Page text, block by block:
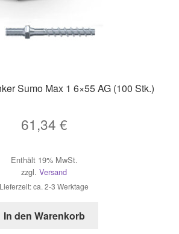
Sumo Max 1 6×55 AG (100 Stk.)
61,34 €
Enthält 19% MwSt.
zzgl. Versand
Lieferzeit: ca. 2-3 Werktage
In den Warenkorb